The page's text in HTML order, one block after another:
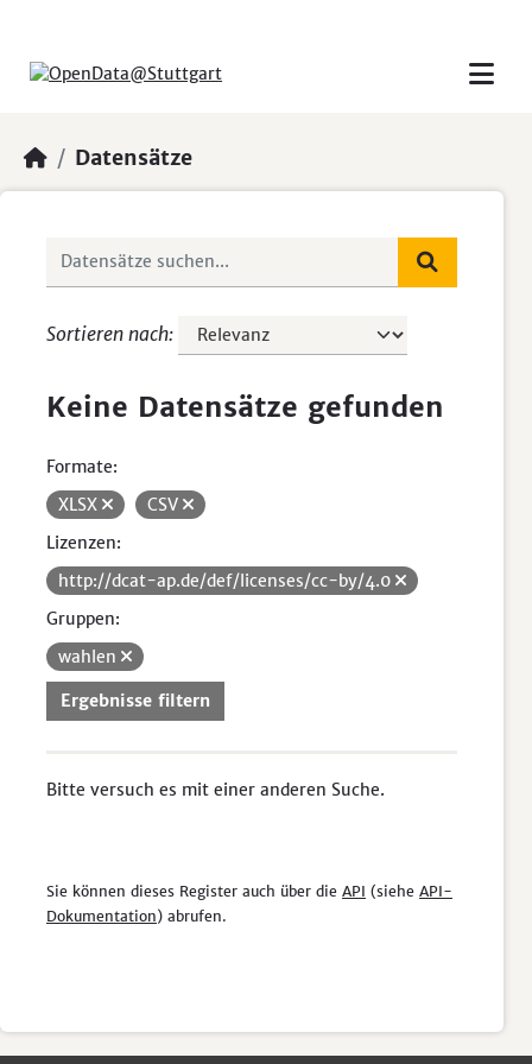
Datensätze
Sortieren nach
Keine Datensätze gefunden
Formate:
XLSX
CSV
Lizenzen:
http://dcat-ap.de/def/licenses/cc-by/4.0
Gruppen:
wahlen
Ergebnisse filtern
Bitte versuch es mit einer anderen Suche.
Sie können dieses Register auch über die API (siehe API-
Dokumentation) abrufen.